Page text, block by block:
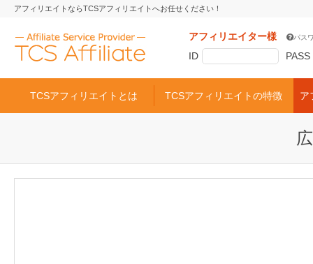
アフィリエイトならTCSアフィリエイトへお任せください！
アフィリエイター様 パス
ID PASS
TCSアフィリエイトとは TCSアフィリエイトの特徴 ア